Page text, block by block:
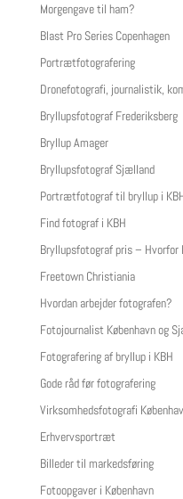
Morgengave til ham?
Blast Pro Series Copenhagen
Portrætfotografering
Dronefotografi, journalistik,
Bryllupsfotograf Frederiksberg
Bryllup Amager
Bryllupsfotograf Sjælland
Portrætfotograf til bryllup i
Find fotograf i KBH
Bryllupsfotograf pris –
Freetown Christiania
Hvordan arbejder fotografen?
Fotojournalist København og
Fotografering af bryllup i KBH
Gode råd før fotografering
Virksomhedsfotografi
Erhvervsportræt
Billeder til markedsføring
Fotoopgaver i København